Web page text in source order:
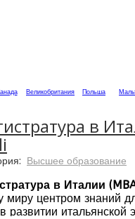
Великобритания Польша
в
Высшее образование
в Италии
миру центром знаний
развитии